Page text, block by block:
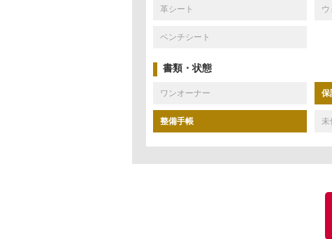
革シート ウ
ベンチシート
書類・状態
ワンオーナー 保
整備手帳 未